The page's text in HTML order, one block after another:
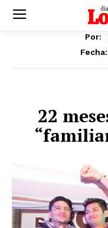
Por:
Fecha:
22